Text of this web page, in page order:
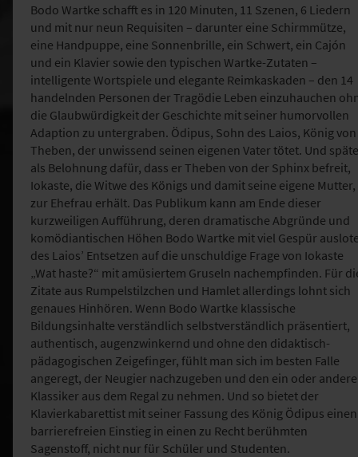
Bodo Wartke schafft es in 120 Minuten, 11 Szenen, 6 Liedern
und mit nur neun Requisiten – darunter eine Schirmmütze,
eine Handpuppe, eine Sonnenbrille, ein Schwert, ein Cajón
und ein Klavier sowie den typischen Wartke-Zutaten –
intelligente Wortspiele und elegante Reimkaskaden – den 14
handelnden Personen der Tragödie Leben einzuhauchen
die Glaubwürdigkeit der Geschichte mit seiner humorvollen
Adaption zu untergraben. Ödipus, Sohn des Laios, König von
Theben, der unwissend seinen eigenen Vater tötet. Und
als Belohnung dafür, dass er Theben von der Sphinx befreit,
Iokaste, die Witwe des Königs und damit seine eigene Mutter,
zur Ehefrau erhält. Das Publikum kann am Ende dieser
kurzweiligen Aufführung, deren dramatische Abgründe und
komödiantischen Höhen Bodo Wartke mit viel Gespür
des Laios’ Entsetzen auf die unschuldige Frage von Iokaste
„Wat haste?“ mit amüsiertem Gruseln nachempfinden. Für
Zitate aus Rumpelstilzchen und Hamlet allerdings lohnt sich
genaues Hinhören. Wenn Bodo Wartke klassische
Bildungsinhalte verständlich selbstverständlich präsentiert,
authentisch, augenzwinkernd und ohne den didaktisch-
pädagogischen Zeigefinger, fühlt man sich im besten Falle
angeregt, der Neugier nachzugeben und den ein oder
Klassiker aus dem Regal zu nehmen. Und so bietet der
Klavierkabarettist mit seiner Fassung des König Ödipus einen
barrierefreien Einstieg in einen zu Recht berühmten
Sagenstoff, nicht nur für Schüler und Studenten.